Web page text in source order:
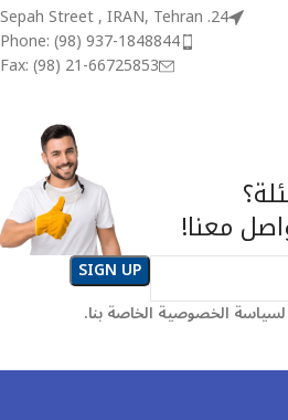
24. Sepah Street , IRAN, Tehran
Phone: (98) 937-1848844
Fax: (98) 21-66725853
معنا!
الخصوصية الخاصة بنا.